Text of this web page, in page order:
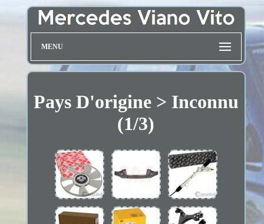
MENU
Pays D'origine > Inconnu
(1/3)